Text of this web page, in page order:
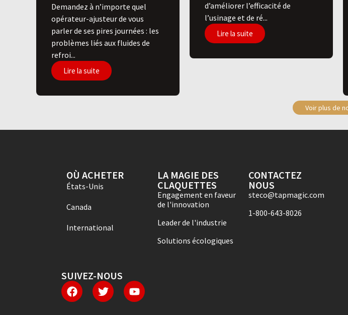
Demandez à n’importe quel
opérateur-ajusteur de vous
parler de ses pires journées : les
problèmes liés aux fluides de
refroi...
Lire la suite
d’améliorer l’efficacité de
l’usinage et de ré...
Lire la suite
Voir plus de
OÙ ACHETER
États-Unis
Canada
International
LA MAGIE DES
CLAQUETTES
Engagement en faveur
de l'innovation
Leader de l'industrie
Solutions écologiques
CONTACTEZ
NOUS
steco@tapmagic.com
1-800-643-8026
SUIVEZ-NOUS